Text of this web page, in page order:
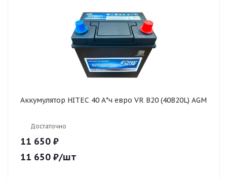
Аккумулятор HITEC 40 А*ч евро VR B20 (40B20L) AGM
Достаточно
11 650 ₽
11 650 ₽/шт